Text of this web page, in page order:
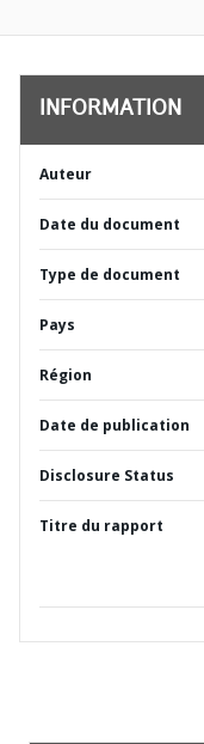
INFORMATION
Auteur
Date du document
Type de document
Pays
Région
Date de publication
Disclosure Status
Titre du rapport